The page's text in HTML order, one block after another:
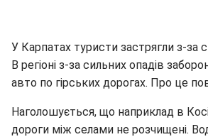
У Карпатах туристи застрягли з-за
В регіоні з-за сильних опадів
авто по гірських дорогах. Про це
Наголошується, що наприклад в
дороги між селами не розчищені.